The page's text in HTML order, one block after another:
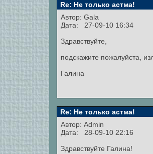
Re: Не только астма!
Автор: Gala
Дата: 27-09-10 16:34
Здравствуйте,
подскажите пожалуйста,
Галина
Re: Не только астма!
Автор: Admin
Дата: 28-09-10 22:16
Здравствуйте Галина!